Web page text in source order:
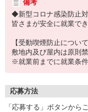
備考
◆新型コロナ感染防止
皆さまが安全に就業で
【受動喫煙防止について
敷地内及び屋内は原則
※就業前までに就業条
応募方法
「応募する」ボタンから